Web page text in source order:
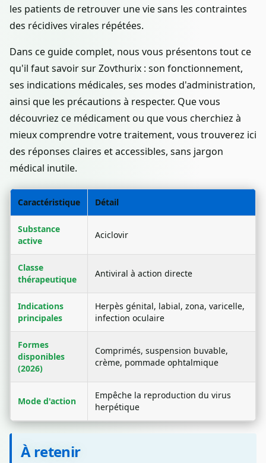
les patients de retrouver une vie sans les contraintes
des récidives virales répétées.
Dans ce guide complet, nous vous présentons tout ce
qu'il faut savoir sur Zovthurix : son fonctionnement,
ses indications médicales, ses modes d'administration,
ainsi que les précautions à respecter. Que vous
découvriez ce médicament ou que vous cherchiez à
mieux comprendre votre traitement, vous trouverez ici
des réponses claires et accessibles, sans jargon
médical inutile.
Caractéristique Détail
Substance
active
Aciclovir
Classe
thérapeutique
Antiviral à action directe
Indications
principales
Herpès génital, labial, zona, varicelle,
infection oculaire
Formes
disponibles
(2026)
Comprimés, suspension buvable,
crème, pommade ophtalmique
Mode d'action
Empêche la reproduction du virus
herpétique
À retenir